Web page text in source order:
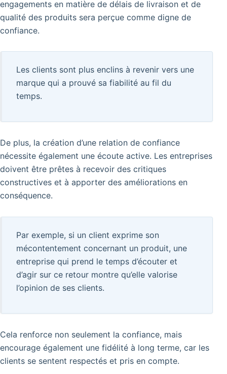
engagements en matière de délais de livraison et de
qualité des produits sera perçue comme digne de
confiance.
Les clients sont plus enclins à revenir vers une
marque qui a prouvé sa fiabilité au fil du
temps.
De plus, la création d’une relation de confiance
nécessite également une écoute active. Les entreprises
doivent être prêtes à recevoir des critiques
constructives et à apporter des améliorations en
conséquence.
Par exemple, si un client exprime son
mécontentement concernant un produit, une
entreprise qui prend le temps d’écouter et
d’agir sur ce retour montre qu’elle valorise
l’opinion de ses clients.
Cela renforce non seulement la confiance, mais
encourage également une fidélité à long terme, car les
clients se sentent respectés et pris en compte.